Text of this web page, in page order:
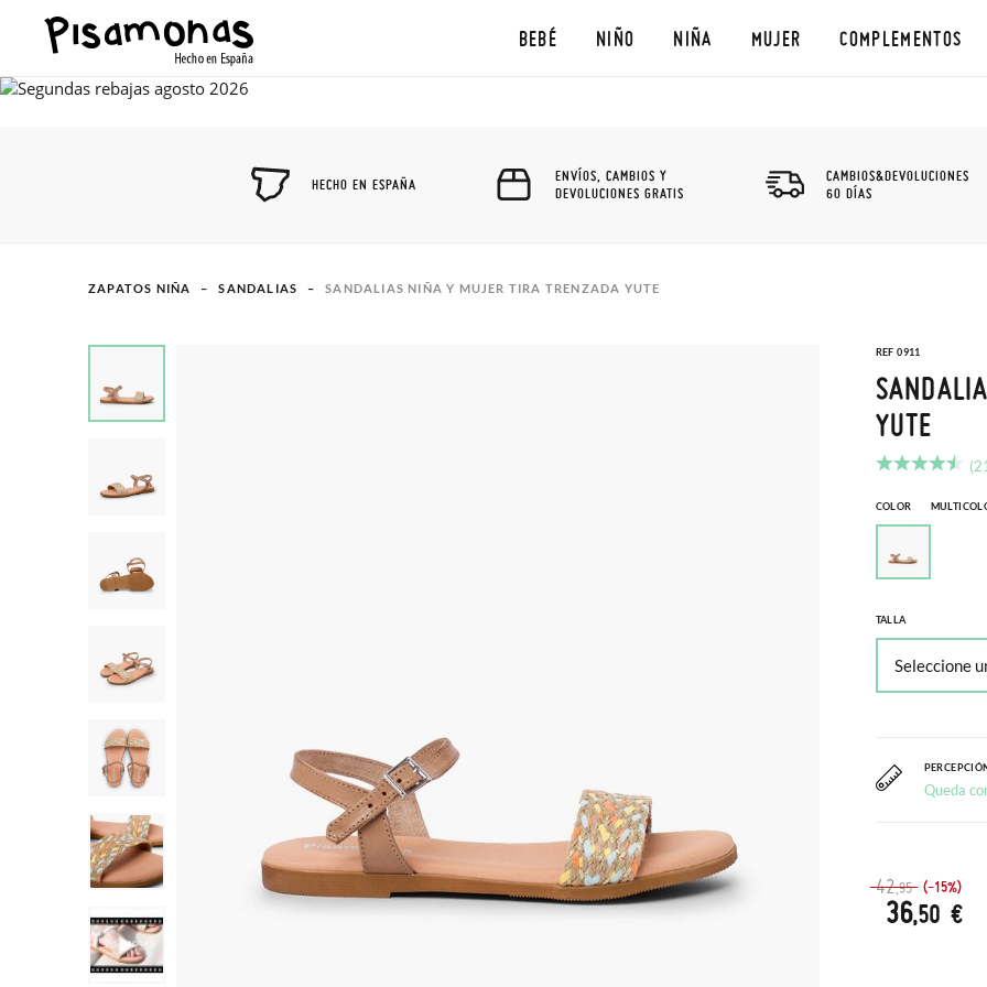
BEBÉ NIÑO NIÑA MUJER COMPLEMENTOS
HECHO EN ESPAÑA
ENVÍOS, CAMBIOS Y
DEVOLUCIONES GRATIS
CAMBIOS&DEVOLUCIONES
60 DÍAS
ZAPATOS NIÑA SANDALIAS SANDALIAS NIÑA Y MUJER TIRA TRENZADA YUTE
REF 0911
YUTE
COLOR
TALLA
Queda
42,95 (-15%)
36,50 €